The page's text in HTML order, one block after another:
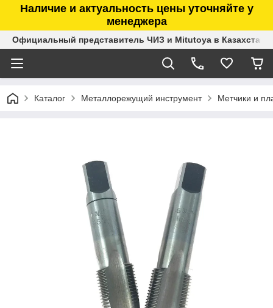
Наличие и актуальность цены уточняйте у
менеджера
Официальный представитель ЧИЗ и Mitutoya в Казахстане
Каталог Металлорежущий инструмент Метчики и